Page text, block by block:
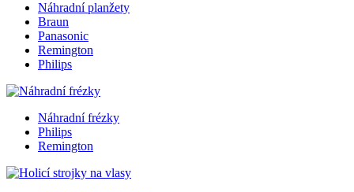
Náhradní planžety
Braun
Panasonic
Remington
Philips
Náhradní frézky
Philips
Remington